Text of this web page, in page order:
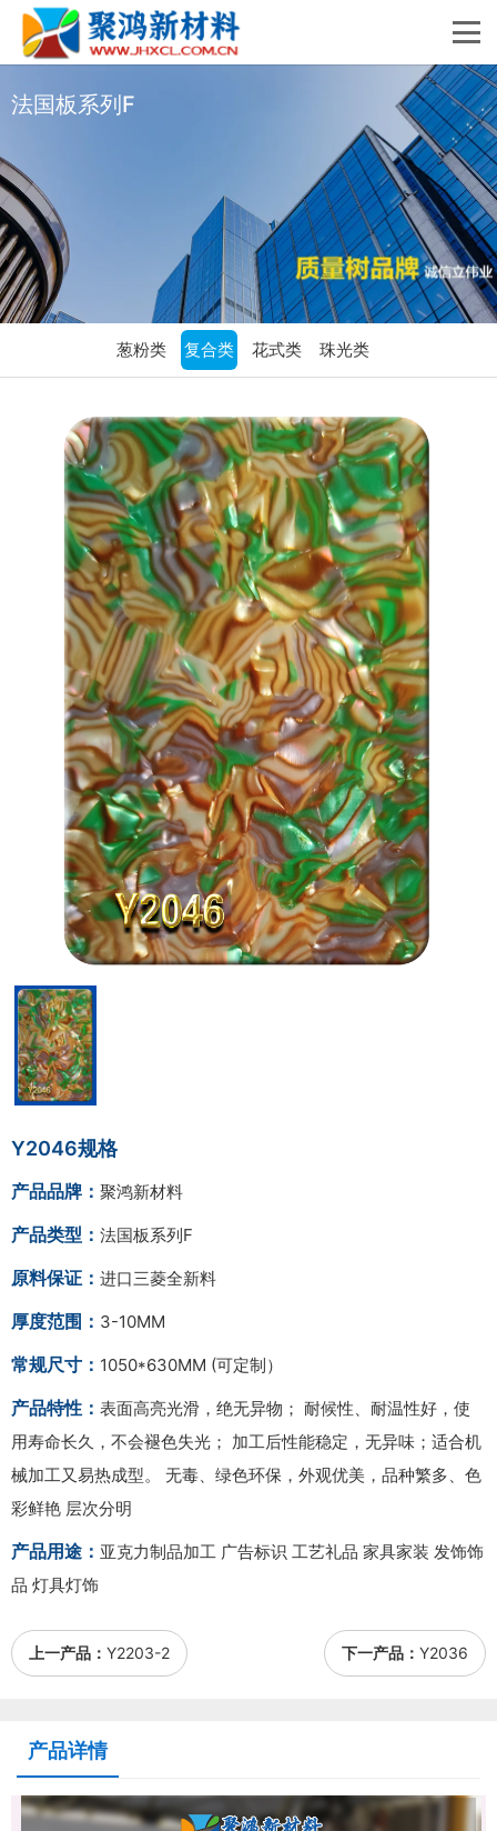
法国板系列F
葱粉类 复合类 花式类 珠光类
Y2046规格
产品品牌： 聚鸿新材料
产品类型： 法国板系列F
原料保证： 进口三菱全新料
厚度范围： 3-10MM
常规尺寸： 1050*630MM (可定制）
产品特性： 表面高亮光滑，绝无异物； 耐候性、耐温性好，使
用寿命长久，不会褪色失光； 加工后性能稳定，无异味；适合机
械加工又易热成型。 无毒、绿色环保，外观优美，品种繁多、色
彩鲜艳 层次分明
产品用途： 亚克力制品加工 广告标识 工艺礼品 家具家装 发饰饰
品 灯具灯饰
上一产品： Y2203-2 下一产品： Y2036
产品详情